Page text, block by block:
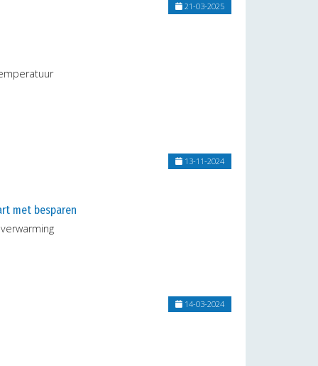
21-03-2025
13-11-2024
met besparen
14-03-2024